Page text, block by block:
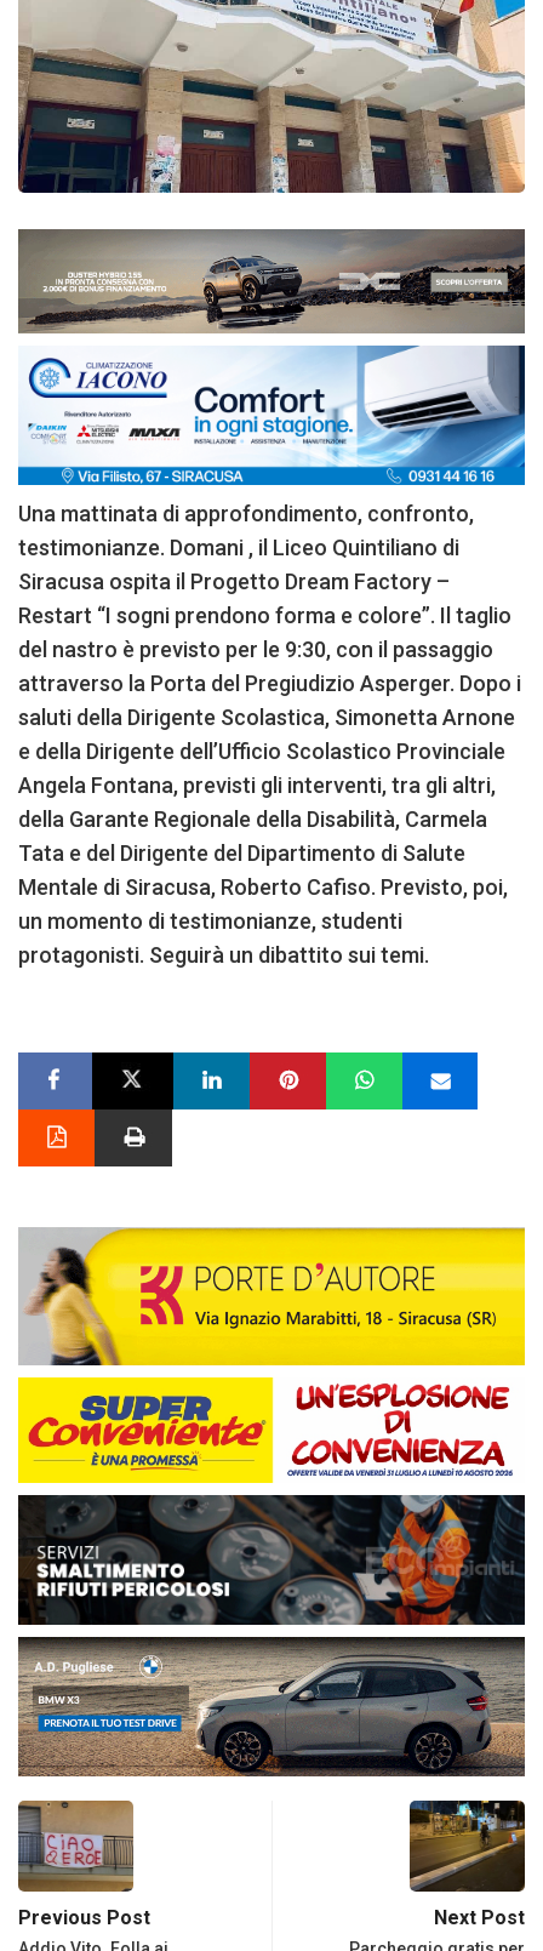
Una mattinata di approfondimento, confronto,
testimonianze. Domani , il Liceo Quintiliano di
Siracusa ospita il Progetto Dream Factory –
Restart “I sogni prendono forma e colore”. Il taglio
del nastro è previsto per le 9:30, con il passaggio
attraverso la Porta del Pregiudizio Asperger. Dopo i
saluti della Dirigente Scolastica, Simonetta Arnone
e della Dirigente dell’Ufficio Scolastico Provinciale
Angela Fontana, previsti gli interventi, tra gli altri,
della Garante Regionale della Disabilità, Carmela
Tata e del Dirigente del Dipartimento di Salute
Mentale di Siracusa, Roberto Cafiso. Previsto, poi,
un momento di testimonianze, studenti
protagonisti. Seguirà un dibattito sui temi.
Previous Post Next Post